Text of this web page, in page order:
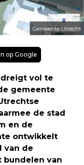
Gemeente Utrecht
op Google
vol te
gemeente
de stad
en de
ontwikkelt
van de
bundelen van